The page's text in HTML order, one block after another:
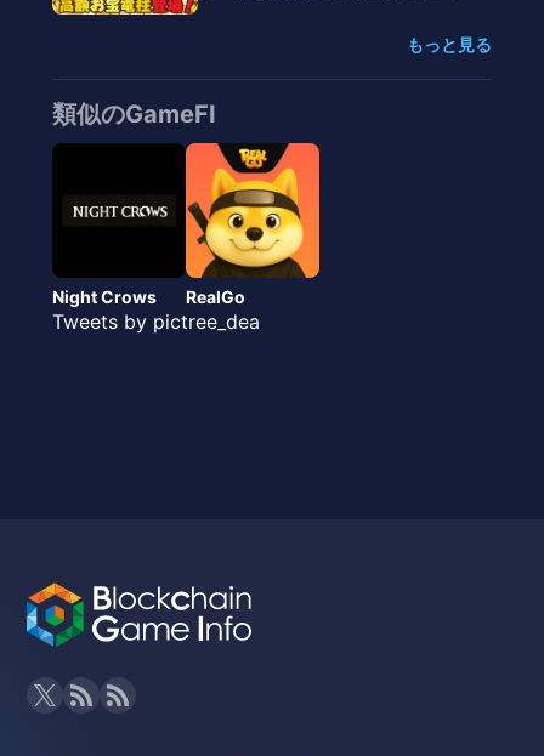
もっと見る
類似のGameFI
Night Crows RealGo
Tweets by pictree_dea